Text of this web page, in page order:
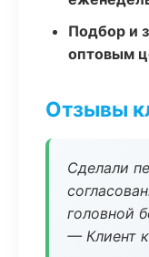
Подбор и
оптовым
Отзывы
Сделали
головной
— Клиент